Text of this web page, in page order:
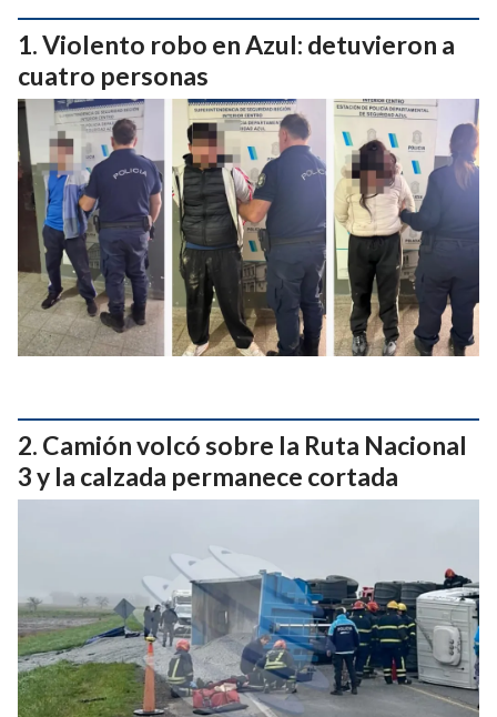
Violento robo en Azul: detuvieron a
cuatro personas
Camión volcó sobre la Ruta Nacional
3 y la calzada permanece cortada